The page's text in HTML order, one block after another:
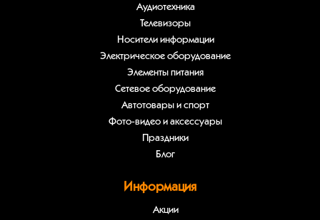
Аудиотехника
Телевизоры
Носители информации
Электрическое оборудование
Элементы питания
Сетевое оборудование
Автотовары и спорт
Фото-видео и аксессуары
Праздники
Блог
Информация
Акции